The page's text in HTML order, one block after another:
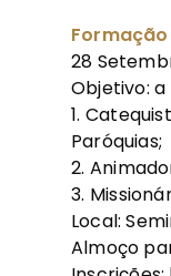
28
Objetivo:
1.⁠
Paróquias;
2.⁠
3.⁠
Local:
Almoço